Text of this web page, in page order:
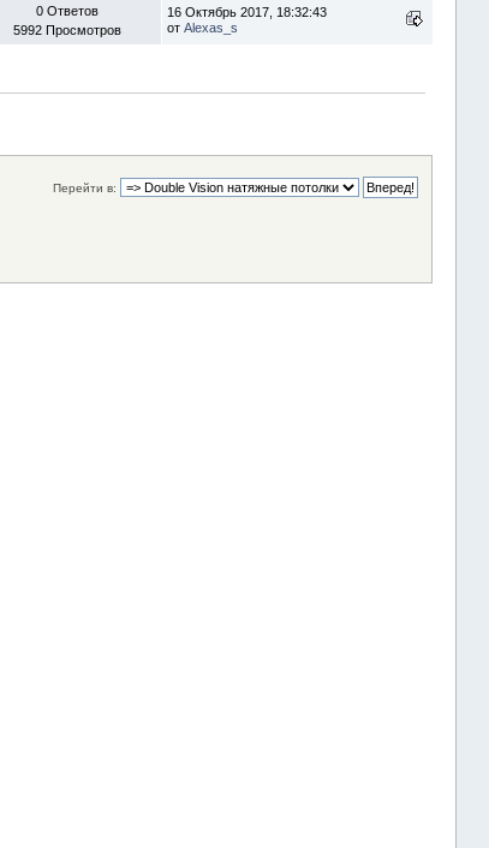
0 Ответов
5992 Просмотров
16 Октябрь 2017, 18:32:43
от Alexas_s
Перейти в: